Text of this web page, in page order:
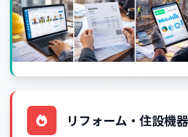
リフォーム・住設機器